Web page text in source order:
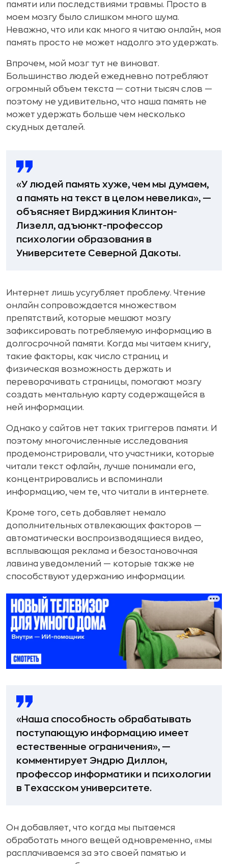
памяти или последствиями травмы. Просто в
моем мозгу было слишком много шума.
Неважно, что или как много я читаю онлайн, моя
память просто не может надолго это удержать.
Впрочем, мой мозг тут не виноват.
Большинство людей ежедневно потребляют
огромный объем текста — сотни тысяч слов —
поэтому не удивительно, что наша память не
может удержать больше чем несколько
скудных деталей.
«У людей память хуже, чем мы думаем,
а память на текст в целом невелика», —
объясняет Вирджиния Клинтон-
Лизелл, адъюнкт-профессор
психологии образования в
Университете Северной Дакоты.
Интернет лишь усугубляет проблему. Чтение
онлайн сопровождается множеством
препятствий, которые мешают мозгу
зафиксировать потребляемую информацию в
долгосрочной памяти. Когда мы читаем книгу,
такие факторы, как число страниц и
физическая возможность держать и
переворачивать страницы, помогают мозгу
создать ментальную карту содержащейся в
ней информации.
Однако у сайтов нет таких триггеров памяти. И
поэтому многочисленные исследования
продемонстрировали, что участники, которые
читали текст офлайн, лучше понимали его,
концентрировались и вспоминали
информацию, чем те, что читали в интернете.
Кроме того, сеть добавляет немало
дополнительных отвлекающих факторов —
автоматически воспроизводящиеся видео,
всплывающая реклама и безостановочная
лавина уведомлений — которые также не
способствуют удержанию информации.
«Наша способность обрабатывать
поступающую информацию имеет
естественные ограничения», —
комментирует Эндрю Диллон,
профессор информатики и психологии
в Техасском университете.
Он добавляет, что когда мы пытаемся
обработать много вещей одновременно, «мы
расплачиваемся за это своей памятью и